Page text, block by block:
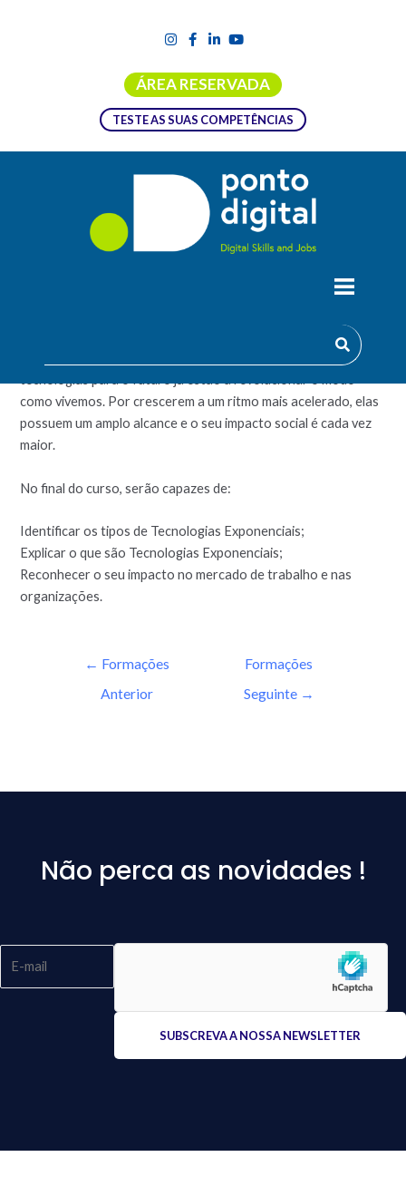
ÁREA RESERVADA
TESTE AS SUAS COMPETÊNCIAS
TECNOLOGIAS PARA O FUTURO
tecnologias para o futuro já estão a revolucionar o modo
como vivemos. Por crescerem a um ritmo mais acelerado, elas
possuem um amplo alcance e o seu impacto social é cada vez
maior.
No final do curso, serão capazes de:
Identificar os tipos de Tecnologias Exponenciais;
Explicar o que são Tecnologias Exponenciais;
Reconhecer o seu impacto no mercado de trabalho e nas
organizações.
← Formações
Anterior
Formações
Seguinte →
Não perca as novidades !